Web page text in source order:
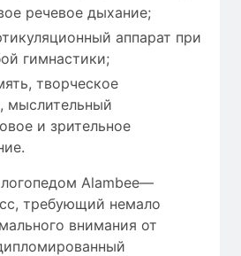
речевое дыхание;
аппарат при
гимнастики;
творческое
мыслительный
и зрительное
Alambee—
требующий немало
внимания от